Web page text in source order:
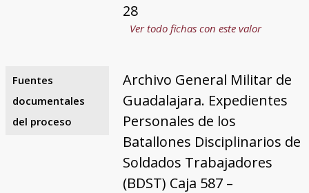
28
Ver todo fichas con este valor
Fuentes
documentales
del proceso
Archivo General Militar de
Guadalajara. Expedientes
Personales de los
Batallones Disciplinarios de
Soldados Trabajadores
(BDST) Caja 587 –